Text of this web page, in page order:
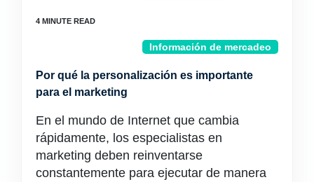
Información de mercadeo
Por qué la personalización es importante
para el marketing
En el mundo de Internet que cambia
rápidamente, los especialistas en
marketing deben reinventarse
constantemente para ejecutar de manera